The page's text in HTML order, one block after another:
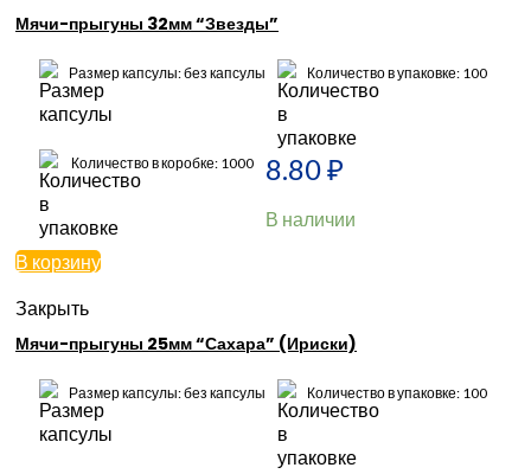
Мячи-прыгуны 32мм “Звезды”
Размер капсулы: без капсулы Количество в упаковке: 100
Количество в коробке: 1000 8.80₽
В наличии
В корзину
Закрыть
Мячи-прыгуны 25мм “Сахара” (Ириски)
Размер капсулы: без капсулы Количество в упаковке: 100